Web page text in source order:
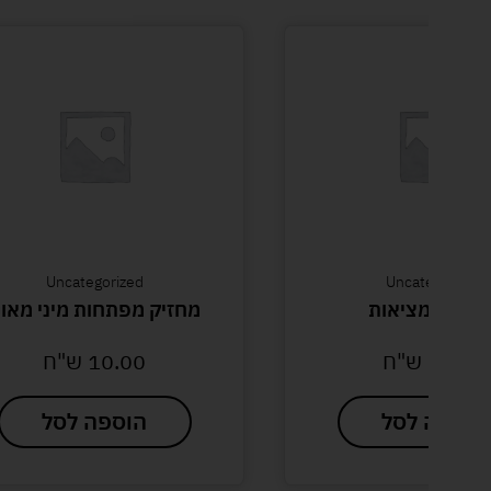
Uncategorized
ומציאות
ש"ח
הוספה לסל
Uncategorized
מחזיק מפתחות מיני
10.00 ש"ח
הוספה לסל